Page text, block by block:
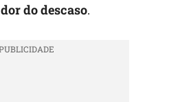
dor do descaso.